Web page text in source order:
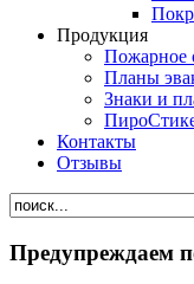
Продукция
Пожарное
Планы
Знаки и
Контакты
Отзывы
Предупреждаем